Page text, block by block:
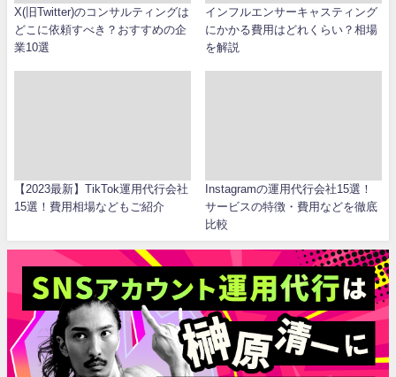
X(旧Twitter)のコンサルティングは
どこに依頼すべき？おすすめの企
業10選
インフルエンサーキャスティング
にかかる費用はどれくらい？相場
を解説
【2023最新】TikTok運用代行会社
15選！費用相場などもご紹介
Instagramの運用代行会社15選！
サービスの特徴・費用などを徹底
比較